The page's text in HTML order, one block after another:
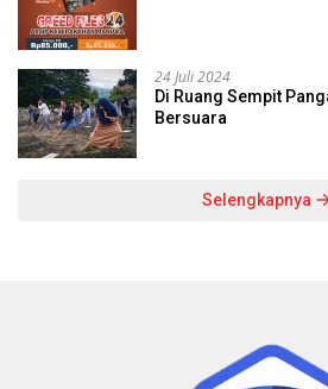
24 Juli 2024
Di Ruang Sempit
Bersuara
Selengkapnya